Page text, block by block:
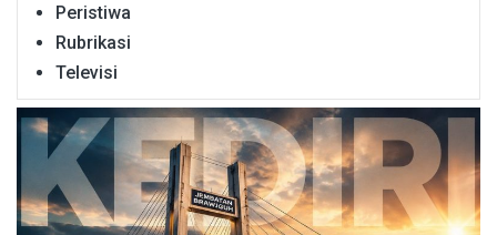
Peristiwa
Rubrikasi
Televisi